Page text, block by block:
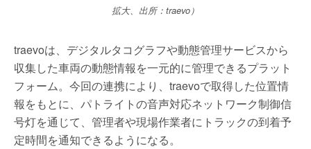
拡大、出所：traevo）
traevoは、デジタルタコグラフや動態管理サービスから
収集した車両の動態情報を一元的に管理できるプラット
フォーム。今回の連携により、traevoで取得した位置情
報をもとに、パトライトの音声対応ネットワーク制御信
号灯を通じて、管理者や現場作業者にトラックの到着予
定時間を通知できるようになる。